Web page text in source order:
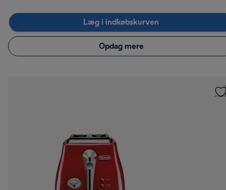
Læg i indkøbskurven
Opdag mere